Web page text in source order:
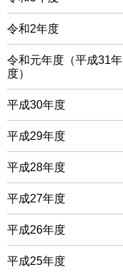
令和2年度
令和元年度（平成31年
度）
平成30年度
平成29年度
平成28年度
平成27年度
平成26年度
平成25年度